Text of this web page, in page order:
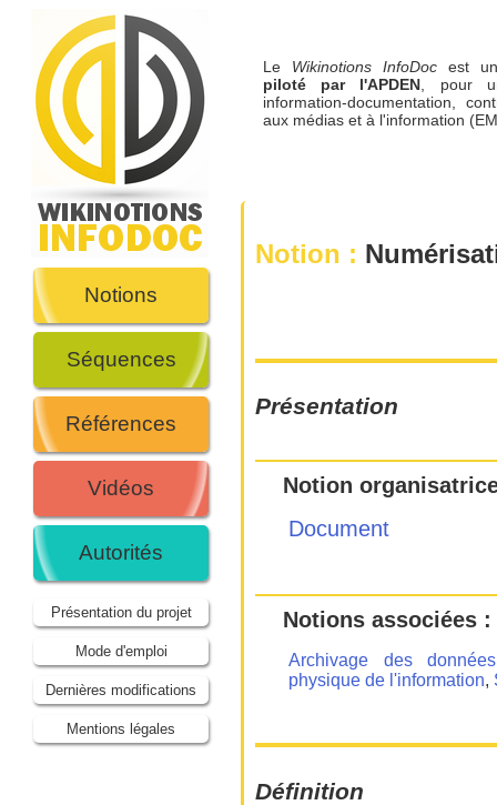
Notions
Séquences
Références
Vidéos
Autorités
Présentation du projet
Mode d'emploi
Dernières modifications
Mentions légales
Le Wikinotions InfoDoc est
piloté par l'APDEN, pour
information-documentation,
aux médias et à l'information
Notion :
Présentation
Notion
Document
Notions associées :
Archivage des données
physique de l'information,
Définition